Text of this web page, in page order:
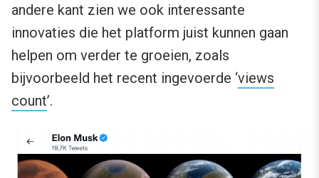
andere kant zien we ook interessante
innovaties die het platform juist kunnen gaan
helpen om verder te groeien, zoals
bijvoorbeeld het recent ingevoerde ‘views
count’.